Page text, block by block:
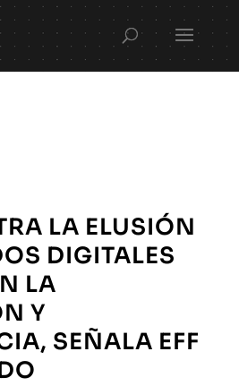
LA ELUSIÓN
DIGITALES
LA
Y
SEÑALA EFF